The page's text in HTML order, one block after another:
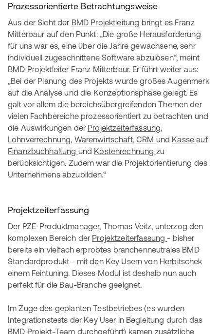
Prozessorientierte Betrachtungsweise
Aus der Sicht der BMD Projektleitung bringt es Franz
Mitterbaur auf den Punkt: „Die große Herausforderung
für uns war es, eine über die Jahre gewachsene, sehr
individuell zugeschnittene Software abzulösen“, meint
BMD Projektleiter Franz Mitterbaur. Er führt weiter aus:
„Bei der Planung des Projekts wurde großes Augenmerk
auf die Analyse und die Konzeptionsphase gelegt. Es
galt vor allem die bereichsübergreifenden Themen der
vielen Fachbereiche prozessorientiert zu betrachten und
die Auswirkungen der Projektzeiterfassung,
Lohnverrechnung, Warenwirtschaft,CRM und Kasseauf
Finanzbuchhaltung und Kostenrechnung zu
berücksichtigen. Zudem war die Projektorientierung des
Unternehmens abzubilden.“
Projektzeiterfassung
Der PZE-Produktmanager, Thomas Veitz, unterzog den
komplexen Bereich der Projektzeiterfassung- bisher
bereits ein vielfach erprobtes branchenneutrales BMD
Standardprodukt - mit den Key Usern von Herbitschek
einem Feintuning. Dieses Modul ist deshalb nun auch
perfekt für die Bau-Branche geeignet.
Im Zuge des geplanten Testbetriebes (es wurden
Integrationstests der Key User in Begleitung durch das
BMD Projekt-Team durchgeführt) kamen zusätzliche